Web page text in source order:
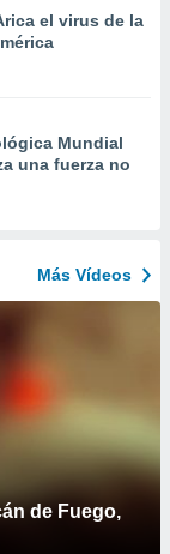
el virus de la
Mundial
una fuerza no
Más Vídeos
de Fuego,